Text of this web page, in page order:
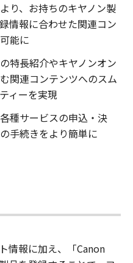
り、お持ちのキヤノン製
情報に合わせた関連コン
能に
特長紹介やキヤノンオン
関連コンテンツへのスム
ィーを実現
種サービスの申込・決
手続きをより簡単に
情報に加え、「Canon